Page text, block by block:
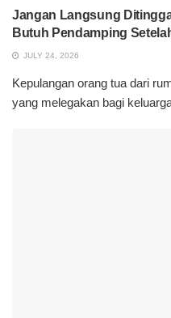
Jangan Langsung
Butuh Pendamping
JULY 24, 2026
Kepulangan orang tua dari
yang melegakan bagi